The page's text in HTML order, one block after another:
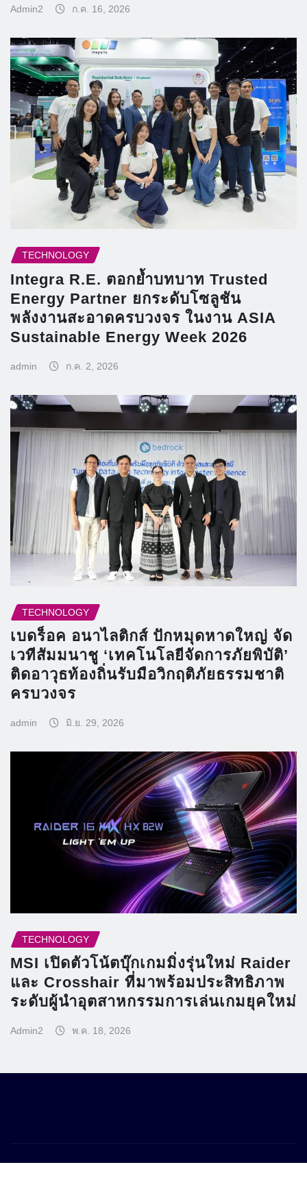
Admin2 ก.ค. 16, 2026
TECHNOLOGY
Integra R.E. ตอกย้ำบทบาท Trusted
Energy Partner ยกระดับโซลูชัน
พลังงานสะอาดครบวงจร ในงาน ASIA
Sustainable Energy Week 2026
admin ก.ค. 2, 2026
TECHNOLOGY
เบดร็อค อนาไลติกส์ ปักหมุดหาดใหญ่ จัด
เวทีสัมมนาชู ‘เทคโนโลยีจัดการภัยพิบัติ’
ติดอาวุธท้องถิ่นรับมือวิกฤติภัยธรรมชาติ
ครบวงจร
admin มิ.ย. 29, 2026
TECHNOLOGY
MSI เปิดตัวโน้ตบุ๊กเกมมิ่งรุ่นใหม่ Raider
และ Crosshair ที่มาพร้อมประสิทธิภาพ
ระดับผู้นำอุตสาหกรรมการเล่นเกมยุคใหม่
Admin2 พ.ค. 18, 2026